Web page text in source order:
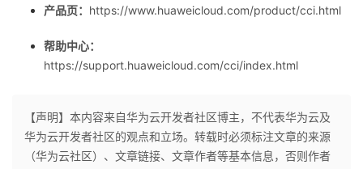
产品页： https://www.huaweicloud.com/product/cci.html
帮助中心：
https://support.huaweicloud.com/cci/index.html
【声明】本内容来自华为云开发者社区博主，不代表华为云及
华为云开发者社区的观点和立场。转载时必须标注文章的来源
（华为云社区）、文章链接、文章作者等基本信息，否则作者